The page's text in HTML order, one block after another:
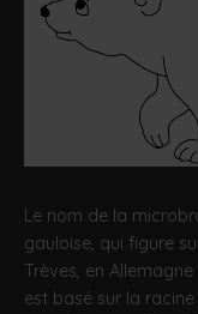
Le nom de la
gauloise, qui figure
Trèves, en
est basé sur la